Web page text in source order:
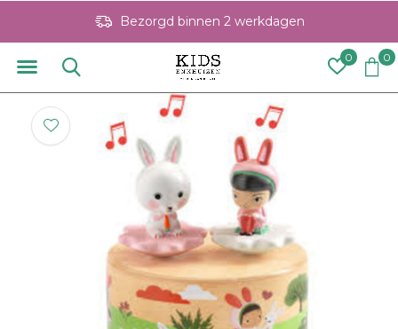
0 0
Bezorgd binnen 2 werkdagen